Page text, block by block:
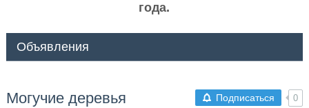
года.
Объявления
Подписаться 0
Могучие деревья